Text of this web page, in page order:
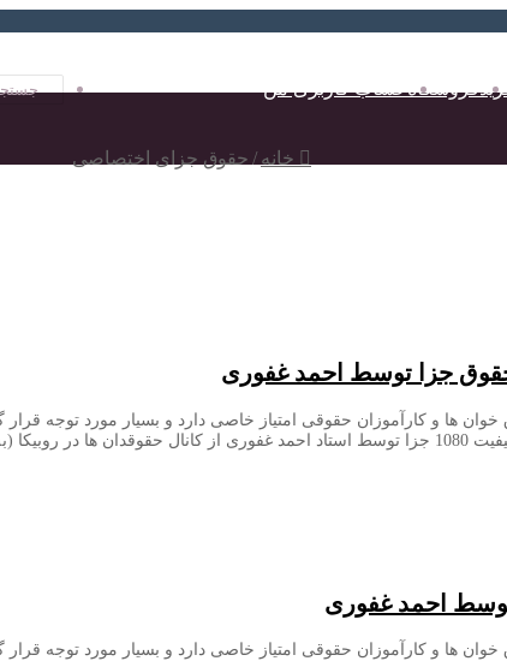
فروشگاهحساب کاربری من
خانه / حقوق جزای اختصاصی
جزا توسط احمد غفوری
ها و کارآموزان حقوقی امتیاز خاصی دارد و بسیار مورد توجه
احمد غفوری
ها و کارآموزان حقوقی امتیاز خاصی دارد و بسیار مورد توجه